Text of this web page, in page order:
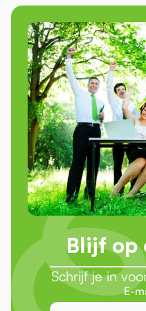
Blijf op
Schrijf je in
E-